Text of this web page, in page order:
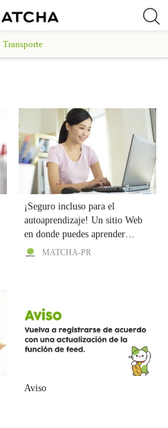
Transporte
¡Seguro incluso para el
autoaprendizaje! Un sitio Web
en donde puedes aprender
japonés con videos "Creando
MATCHA-PR
Aviso